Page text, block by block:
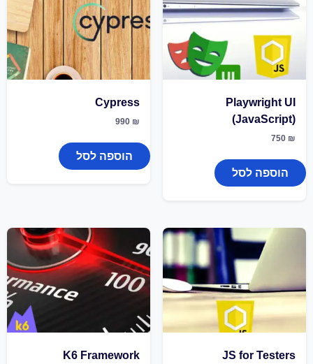
Playwright UI
(JavaScript)
750 ₪
הוספה לסל
Cypress
990 ₪
הוספה לסל
JS for Testers
K6 Framework